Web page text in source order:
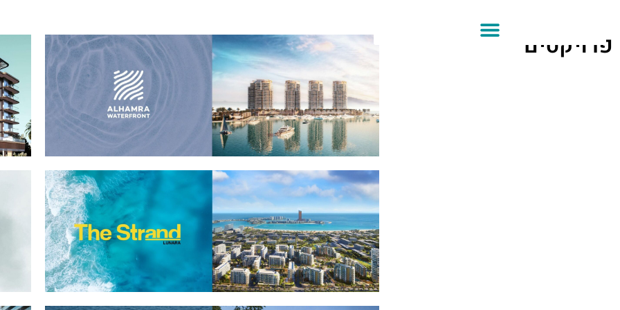
פרויקטים